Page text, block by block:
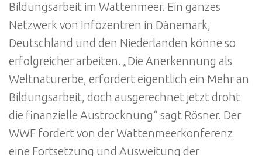
Bildungsarbeit im Wattenmeer. Ein ganzes
Netzwerk von Infozentren in Dänemark,
Deutschland und den Niederlanden könne so
erfolgreicher arbeiten. „Die Anerkennung als
Weltnaturerbe, erfordert eigentlich ein Mehr an
Bildungsarbeit, doch ausgerechnet jetzt droht
die finanzielle Austrocknung“ sagt Rösner. Der
WWF fordert von der Wattenmeerkonferenz
eine Fortsetzung und Ausweitung der